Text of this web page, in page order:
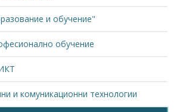
и обучение"
обучение
и комуникационни технологии